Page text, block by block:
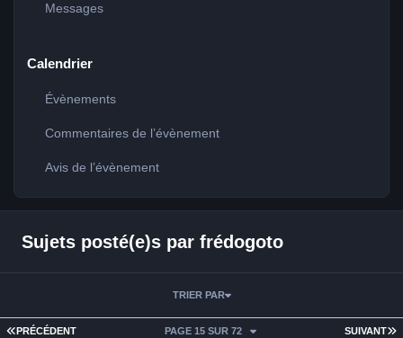
Messages
Calendrier
Évènements
Commentaires de l’évènement
Avis de l’évènement
Sujets posté(e)s par frédogoto
PREMIÈRE PAGE
PRÉCÉDENT SUIVANT
PAGE 15 SUR 72
TRIER PAR